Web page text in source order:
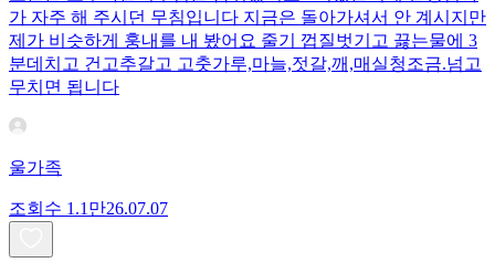
가 자주 해 주시던 무침입니다 지금은 돌아가셔서 안 계시지만
제가 비슷하게 훙내를 내 봤어요 줄기 껍질벗기고 끓는물에 3
분데치고 건고추갈고 고춧가루,마늘,젓갈,깨,매실청조금.넘고
무치면 됩니다
울가족
조회수 1.1만26.07.07